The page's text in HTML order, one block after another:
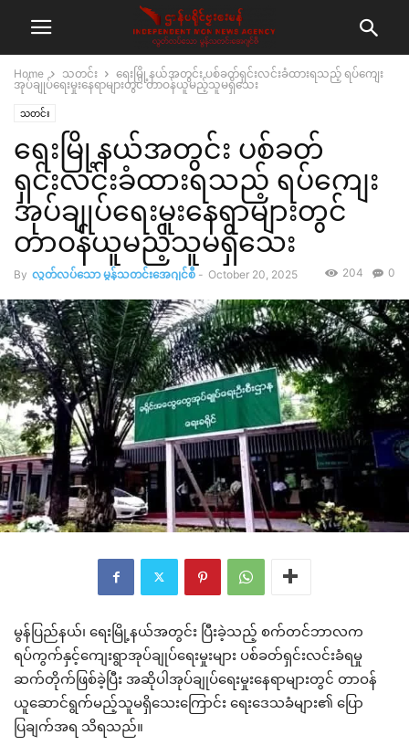
Home သတင်း
ရေးမြို့နယ်အတွင်း ပစ်ခတ်ရှင်းလင်းခံထားရသည့် ရပ်ကျေး
အုပ်ချုပ်ရေးမှုးနေရာများတွင် တာဝန်ယူမည့်သူမရှိသေး
သတင်း
ရေးမြို့နယ်အတွင်း ပစ်ခတ်
ရှင်းလင်းခံထားရသည့် ရပ်ကျေး
အုပ်ချုပ်ရေးမှုးနေရာများတွင်
တာဝန်ယူမည့်သူမရှိသေး
By လွတ်လပ်သော မွန်သတင်းအေဂျင်စီ - October 20, 2025 0
204
မွန်ပြည်နယ်၊ ရေးမြို့နယ်အတွင်း ပြီးခဲ့သည့် စက်တင်ဘာလက
ရပ်ကွက်နှင့်ကျေးရွာအုပ်ချုပ်ရေးမှုးများ ပစ်ခတ်ရှင်းလင်းခံရမှု
ဆက်တိုက်ဖြစ်ခဲ့ပြီး အဆိုပါအုပ်ချုပ်ရေးမှုးနေရာများတွင် တာဝန်
ယူဆောင်ရွက်မည့်သူမရှိသေးကြောင်း ရေးဒေသခံများ၏ ပြော
ပြချက်အရ သိရသည်။